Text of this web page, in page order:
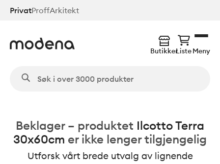
Hopp
PrivatProffArkitekt
ButikkerListeMeny
Beklager – produktet Ilcotto Terra
30x60cm er ikke lenger tilgjengelig
Utforsk vårt brede utvalg av lignende